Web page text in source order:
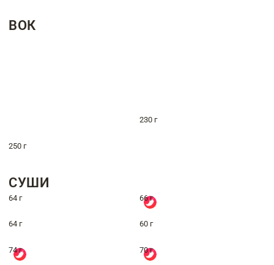
ВОК
230 г
250 г
СУШИ
64 г 66 г
64 г 60 г
74 г 70 г